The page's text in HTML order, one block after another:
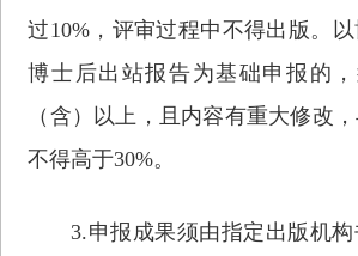
过10%，评审过程中不得出版。
博士后出站报告为基础申报的
（含）以上，且内容有重大修改
不得高于30%。
3.申报成果须由指定出版机